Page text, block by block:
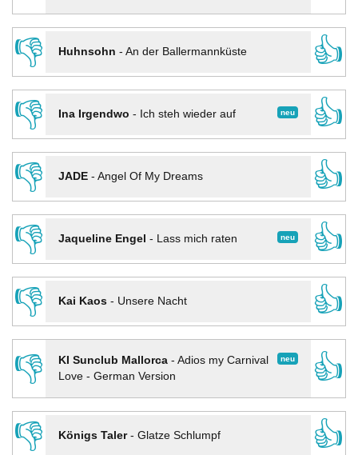
👎
Huhnsohn - An der Ballermannküste
👍
👎
neu
Ina Irgendwo - Ich steh wieder auf
👍
👎
JADE- Angel Of My Dreams
👍
👎
neu
Jaqueline Engel - Lass mich raten
👍
👎
Kai Kaos- Unsere Nacht
👍
👎
neu
KI Sunclub Mallorca- Adios my Carnival
Love - German Version
👍
👎
Königs Taler- Glatze Schlumpf
👍